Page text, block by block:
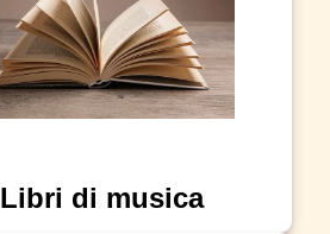
Libri di musica